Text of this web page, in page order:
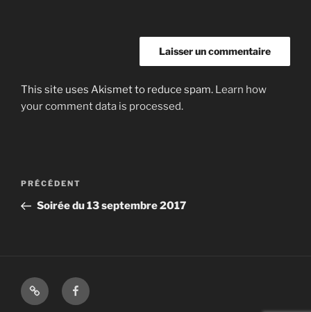
This site uses Akismet to reduce spam. Learn how
your comment data is processed.
Navigation
l’article
Article
précédent
PRÉCÉDENT
Soirée du 13 septembre 2017
Shop Facebook